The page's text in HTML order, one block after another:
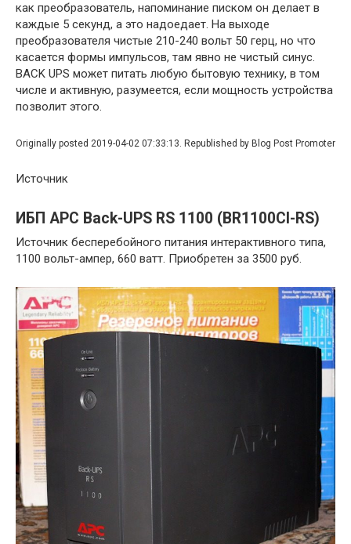
как преобразователь, напоминание писком он делает в
каждые 5 секунд, а это надоедает. На выходе
преобразователя чистые 210-240 вольт 50 герц, но что
касается формы импульсов, там явно не чистый синус.
BACK UPS может питать любую бытовую технику, в том
числе и активную, разумеется, если мощность устройства
позволит этого.
Originally posted 2019-04-02 07:33:13. Republished by Blog Post Promoter
Источник
ИБП APC Back-UPS RS 1100 (BR1100CI-RS)
Источник бесперебойного питания интерактивного типа,
1100 вольт-ампер, 660 ватт. Приобретен за 3500 руб.